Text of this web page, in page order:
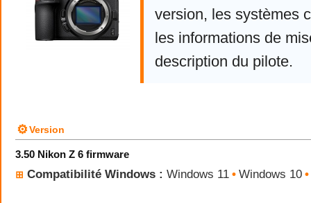
version, les systèmes
les informations de
description du pilote.
⚙Version
3.50 Nikon Z 6 firmware
⊞ Compatibilité Windows : Windows 11 • Windows 10 •